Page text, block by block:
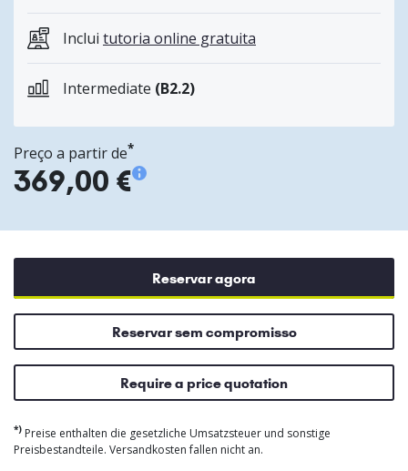
Inclui tutoria online gratuita
Intermediate (B2.2)
Preço a partir de*
369,00 €
Reservar agora
Reservar sem compromisso
Require a price quotation
*) Preise enthalten die gesetzliche Umsatzsteuer und sonstige
Preisbestandteile. Versandkosten fallen nicht an.